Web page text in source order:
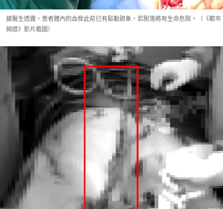
據醫生透露，患者體內的血栓此前已有鬆動跡象，若脫落將有生命危險。（《都市
頻道》影片截圖）